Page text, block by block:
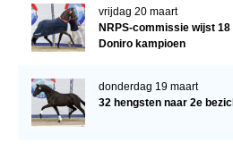
vrijdag 20 maart
NRPS-commissie wijst
Doniro kampioen
donderdag 19 maart
32 hengsten naar 2e